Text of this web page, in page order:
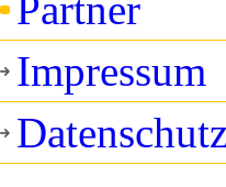
Impressum